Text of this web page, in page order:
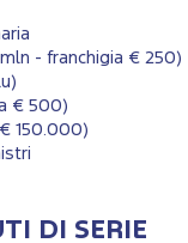
- franchigia € 250)
€ 500)
150.000)
DI SERIE